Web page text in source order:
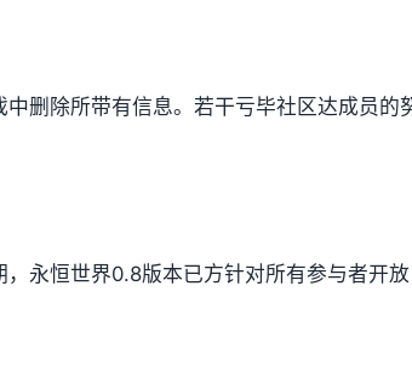
删除所带有信息。若干亏毕社区达成员
永恒世界0.8版本已方针对所有参与者开